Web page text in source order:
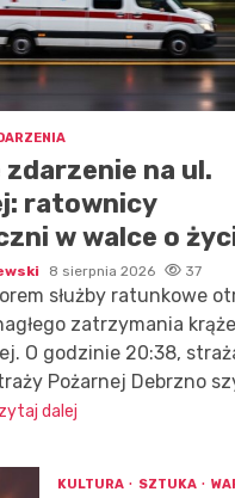
na ul.
ratownicy
w walce o
8 sierpnia 2026 37
służby ratunkowe
zatrzymania
O godzinie 20:38,
Pożarnej Debrzno
dalej
KULTURA SZTUKA